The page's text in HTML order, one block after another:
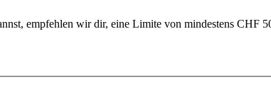
empfehlen wir dir, eine Limite von mindestens CHF